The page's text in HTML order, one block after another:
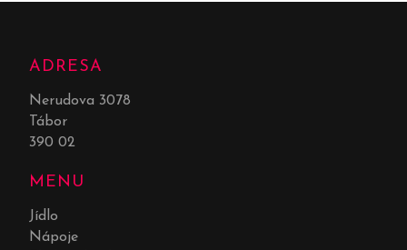
ADRESA
Nerudova 3078
Tábor
390 02
MENU
Jídlo
Nápoje